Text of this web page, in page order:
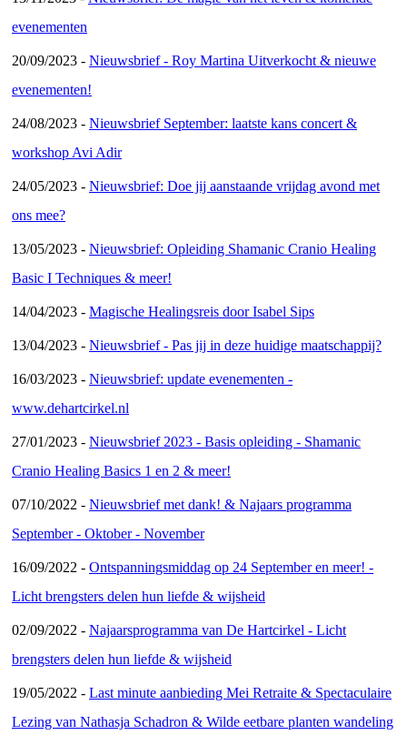
evenementen
20/09/2023 - Nieuwsbrief - Roy Martina Uitverkocht & nieuwe
evenementen!
24/08/2023 - Nieuwsbrief September: laatste kans concert &
workshop Avi Adir
24/05/2023 - Nieuwsbrief: Doe jij aanstaande vrijdag avond met
ons mee?
13/05/2023 - Nieuwsbrief: Opleiding Shamanic Cranio Healing
Basic I Techniques & meer!
14/04/2023 - Magische Healingsreis door Isabel Sips
13/04/2023 - Nieuwsbrief - Pas jij in deze huidige maatschappij?
16/03/2023 - Nieuwsbrief: update evenementen -
www.dehartcirkel.nl
27/01/2023 - Nieuwsbrief 2023 - Basis opleiding - Shamanic
Cranio Healing Basics 1 en 2 & meer!
07/10/2022 - Nieuwsbrief met dank! & Najaars programma
September - Oktober - November
16/09/2022 - Ontspanningsmiddag op 24 September en meer! -
Licht brengsters delen hun liefde & wijsheid
02/09/2022 - Najaarsprogramma van De Hartcirkel - Licht
brengsters delen hun liefde & wijsheid
19/05/2022 - Last minute aanbieding Mei Retraite & Spectaculaire
Lezing van Nathasja Schadron & Wilde eetbare planten wandeling